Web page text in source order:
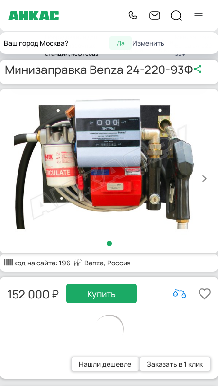
Ваш город Москва? Да Изменить
Главнаяавтозаправочных
станций, нефтебаз
ЗаправочныеМини
93Ф
Минизаправка Benza 24-220-93Ф
код на сайте: 196 Benza, Россия
152 000 Купить
Нашли дешевле Заказать в 1 клик